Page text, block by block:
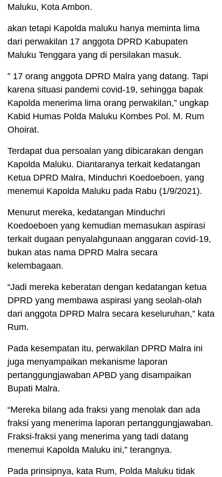
Maluku, Kota Ambon.
akan tetapi Kapolda maluku hanya meminta lima
dari perwakilan 17 anggota DPRD Kabupaten
Maluku Tenggara yang di persilakan masuk.
” 17 orang anggota DPRD Malra yang datang. Tapi
karena situasi pandemi covid-19, sehingga bapak
Kapolda menerima lima orang perwakilan,” ungkap
Kabid Humas Polda Maluku Kombes Pol. M. Rum
Ohoirat.
Terdapat dua persoalan yang dibicarakan dengan
Kapolda Maluku. Diantaranya terkait kedatangan
Ketua DPRD Malra, Minduchri Koedoeboen, yang
menemui Kapolda Maluku pada Rabu (1/9/2021).
Menurut mereka, kedatangan Minduchri
Koedoeboen yang kemudian memasukan aspirasi
terkait dugaan penyalahgunaan anggaran covid-19,
bukan atas nama DPRD Malra secara
kelembagaan.
“Jadi mereka keberatan dengan kedatangan ketua
DPRD yang membawa aspirasi yang seolah-olah
dari anggota DPRD Malra secara keseluruhan,” kata
Rum.
Pada kesempatan itu, perwakilan DPRD Malra ini
juga menyampaikan mekanisme laporan
pertanggungjawaban APBD yang disampaikan
Bupati Malra.
“Mereka bilang ada fraksi yang menolak dan ada
fraksi yang menerima laporan pertanggungjawaban.
Fraksi-fraksi yang menerima yang tadi datang
menemui Kapolda Maluku ini,” terangnya.
Pada prinsipnya, kata Rum, Polda Maluku tidak